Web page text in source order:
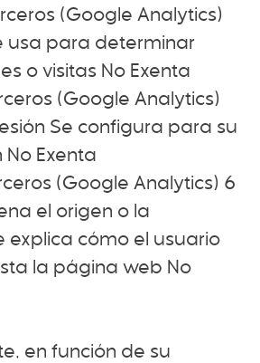
(Google Analytics)
usa para determinar
o visitas No Exenta
(Google Analytics)
Se configura para su
No Exenta
(Google Analytics) 6
el origen o la
explica cómo el usuario
la página web No
en función de su